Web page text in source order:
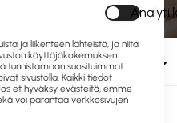
ja liikenteen lähteistä, ja niitä
käyttäjäkokemuksen
tunnistamaan suosituimmat
sivustolla. Kaikki tiedot
et hyväksy evästeitä, emme
voi parantaa verkkosivujen